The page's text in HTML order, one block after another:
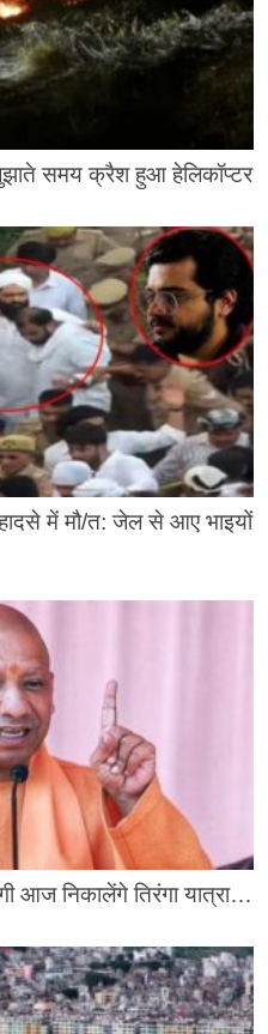
समय क्रैश हुआ हेलिकॉप्टर
में मौ/त: जेल से आए भाइयों
आज निकालेंगे तिरंगा यात्रा…